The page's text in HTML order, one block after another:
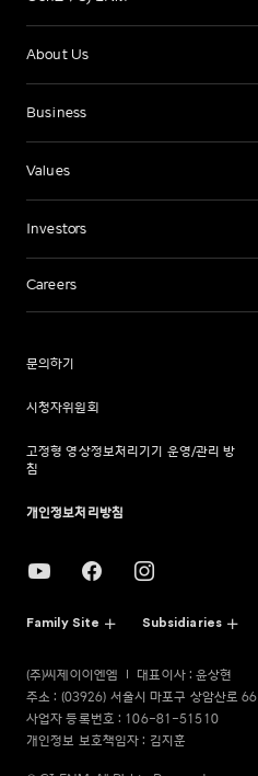
About Us
Business
Values
Investors
Careers
문의하기
시청자위원회
고정형 영상정보처리기기 운영/관리 방
침
개인정보처리방침
Family Site Subsidiaries
(주)씨제이이엔엠
대표이사 : 윤상현
주소 : (03926) 서울시 마포구 상암산로 66
사업자 등록번호 : 106-81-51510
개인정보 보호책임자 : 김지훈